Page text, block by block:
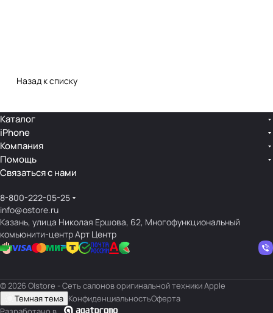
Назад к списку
Каталог
iPhone
Компания
Помощь
Связаться с нами
8-800-222-05-25
info@ostore.ru
Казань, улица Николая Ершова, 62, Многофункциональный
комьюнити-центр Арт Центр
© 2026 O|store - Сеть салонов оригинальной техники Apple
Темная тема КонфиденциальностьОферта